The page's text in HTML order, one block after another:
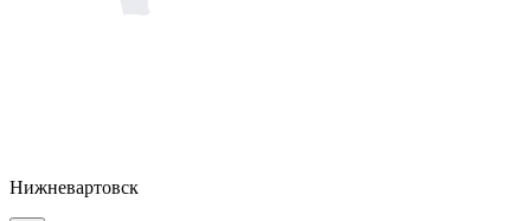
Нижневартовск